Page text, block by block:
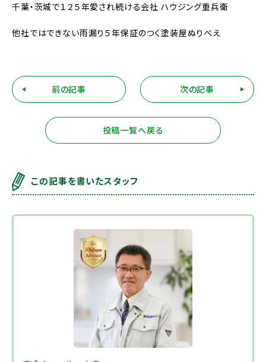
千葉・茨城で１２５年愛され続ける会社 ハウジング重兵衛
他社ではできない雨漏り５年保証のつく塗装屋ぬりべえ
前の記事
投稿一覧へ戻る
次の記事
この記事を書いたスタッフ